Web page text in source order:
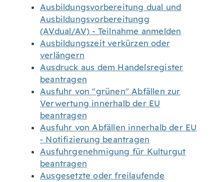
Ausbildungsvorbereitung dual und
Ausbildungsvorbereitungg
(AVdual/AV) - Teilnahme anmelden
Ausbildungszeit verkürzen oder
verlängern
Ausdruck aus dem Handelsregister
beantragen
Ausfuhr von "grünen" Abfällen zur
Verwertung innerhalb der EU
beantragen
Ausfuhr von Abfällen innerhalb der EU
- Notifizierung beantragen
Ausfuhrgenehmigung für Kulturgut
beantragen
Ausgesetzte oder freilaufende